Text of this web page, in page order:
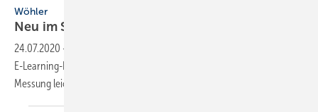
Wöhler
Neu im Schulungs-Angebot:
24.07.2020 -
E-Learning-Plattform. Los geht es mit dem Thema „Blower Door
Messung leicht gemacht“ in 9